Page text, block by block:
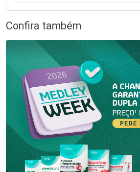
Confira também